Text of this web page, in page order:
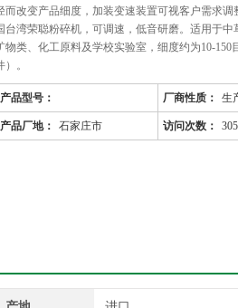
而改变产品细度，加装变速装置可视客户需求调
台湾荣聪粉碎机，可调速，低音研磨。适用于中
物类、化工原料及学校实验室，细度约为10-150
）。
产品型号： 厂商性质： 生
产品厂地： 石家庄市 访问次数：